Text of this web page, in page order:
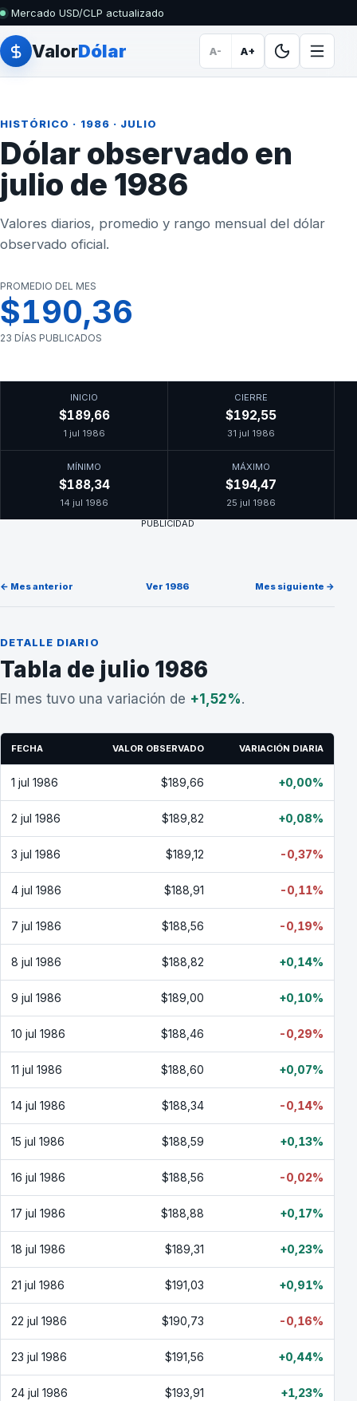
Mercado USD/CLP actualizado
ValorDólar A- A+
HISTÓRICO · 1986 · JULIO
Dólar observado en
julio de 1986
Valores diarios, promedio y rango mensual del dólar
observado oficial.
PROMEDIO DEL MES
$190,36
23 DÍAS PUBLICADOS
INICIO
$189,66
1 jul 1986
CIERRE
$192,55
31 jul 1986
MÍNIMO
$188,34
14 jul 1986
MÁXIMO
$194,47
25 jul 1986
PUBLICIDAD
← Mes anterior Ver 1986 Mes siguiente →
DETALLE DIARIO
Tabla de julio 1986
El mes tuvo una variación de +1,52%.
FECHA VALOR OBSERVADO VARIACIÓN DIARIA
1 jul 1986 $189,66 +0,00%
2 jul 1986 $189,82 +0,08%
3 jul 1986 $189,12 -0,37%
4 jul 1986 $188,91 -0,11%
7 jul 1986 $188,56 -0,19%
8 jul 1986 $188,82 +0,14%
9 jul 1986 $189,00 +0,10%
10 jul 1986 $188,46 -0,29%
11 jul 1986 $188,60 +0,07%
14 jul 1986 $188,34 -0,14%
15 jul 1986 $188,59 +0,13%
16 jul 1986 $188,56 -0,02%
17 jul 1986 $188,88 +0,17%
18 jul 1986 $189,31 +0,23%
21 jul 1986 $191,03 +0,91%
22 jul 1986 $190,73 -0,16%
23 jul 1986 $191,56 +0,44%
24 jul 1986 $193,91 +1,23%